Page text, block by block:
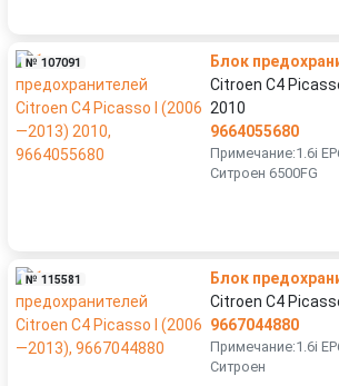
№ 107091
Блок
Citroen C4
2010
9664055680
Примечание:1.6i
Ситроен 6500FG
№ 115581
Блок
Citroen C4
9667044880
Примечание:1.6i
Ситроен